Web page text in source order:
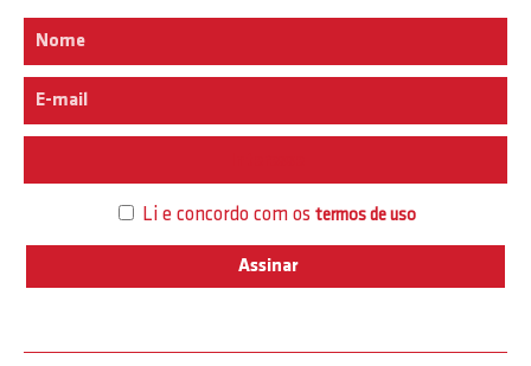
Li e concordo com os termos de uso